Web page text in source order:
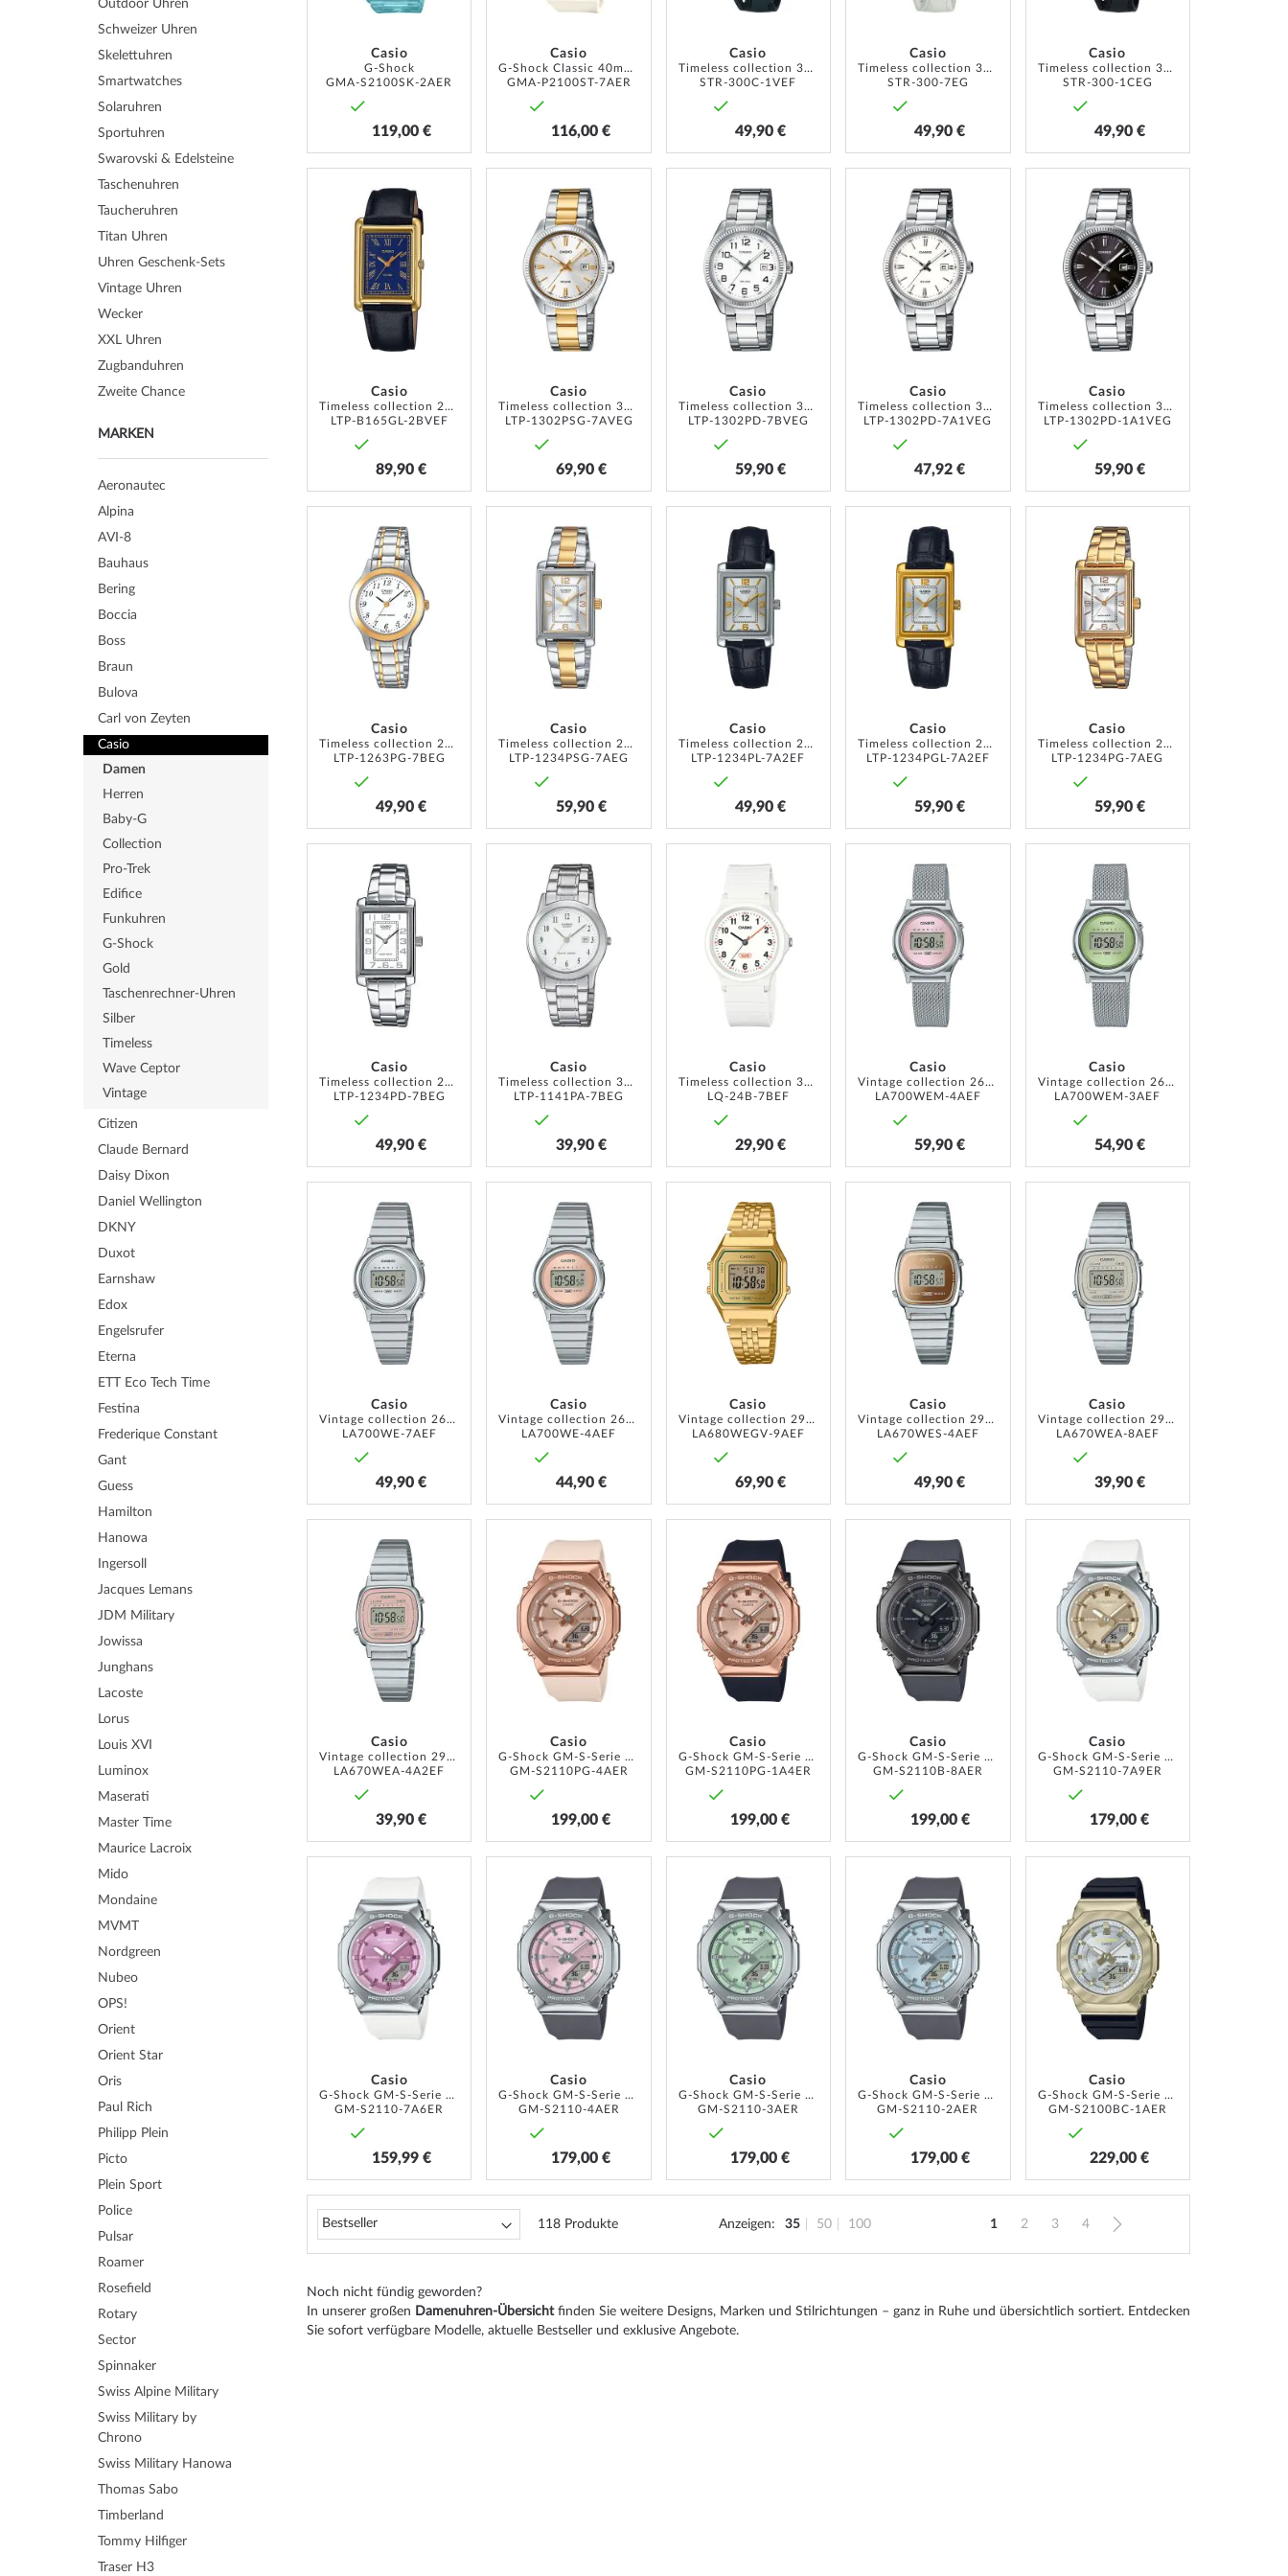
Casio
G-Shock
GMA-S2100SK-2AER
119,00 €
Casio
G-Shock Classic 40mm 20ATM
GMA-P2100ST-7AER
116,00 €
Casio
Timeless collection 35mm 5ATM
STR-300C-1VEF
49,90 €
Casio
Timeless collection 35mm 5ATM
STR-300-7EG
49,90 €
Casio
Timeless collection 35mm 5ATM
STR-300-1CEG
49,90 €
Casio
Timeless collection 24mm 5 ATM
LTP-B165GL-2BVEF
89,90 €
HINZUFÜGEN
Casio
Timeless collection 30mm 5ATM
LTP-1302PSG-7AVEG
69,90 €
HINZUFÜGEN
Casio
Timeless collection 30mm 5ATM
LTP-1302PD-7BVEG
59,90 €
HINZUFÜGEN
Casio
Timeless collection 30mm 5ATM
LTP-1302PD-7A1VEG
47,92 €
HINZUFÜGEN
Casio
Timeless collection 30mm 5ATM
LTP-1302PD-1A1VEG
59,90 €
Casio
Timeless collection 27mm 1ATM
LTP-1263PG-7BEG
49,90 €
Casio
Timeless collection 21mm 1ATM
LTP-1234PSG-7AEG
59,90 €
Casio
Timeless collection 21mm 1ATM
LTP-1234PL-7A2EF
49,90 €
Casio
Timeless collection 21mm 1ATM
LTP-1234PGL-7A2EF
59,90 €
Casio
Timeless collection 21mm 1ATM
LTP-1234PG-7AEG
59,90 €
Casio
Timeless collection 21mm 1ATM
LTP-1234PD-7BEG
49,90 €
HINZUFÜGEN
Casio
Timeless collection 30mm 1 ATM
LTP-1141PA-7BEG
39,90 €
Casio
Timeless collection 32mm 1ATM
LQ-24B-7BEF
29,90 €
Casio
Vintage collection 26mm 1ATM
LA700WEM-4AEF
59,90 €
Casio
Vintage collection 26mm 1ATM
LA700WEM-3AEF
54,90 €
Casio
Vintage collection 26mm 1ATM
LA700WE-7AEF
49,90 €
Casio
Vintage collection 26mm 1ATM
LA700WE-4AEF
44,90 €
HINZUFÜGEN
Casio
Vintage collection 29mm 1ATM
LA680WEGV-9AEF
69,90 €
Casio
Vintage collection 29mm 1ATM
LA670WES-4AEF
49,90 €
Casio
Vintage collection 29mm 1ATM
LA670WEA-8AEF
39,90 €
Casio
Vintage collection 29mm 1ATM
LA670WEA-4A2EF
39,90 €
WUNSCHLISTE
HINZUFÜGEN
Casio
G-Shock GM-S-Serie 40mm 20ATM
GM-S2110PG-4AER
199,00 €
WUNSCHLISTE
HINZUFÜGEN
Casio
G-Shock GM-S-Serie 40mm 20ATM
GM-S2110PG-1A4ER
199,00 €
WUNSCHLISTE
HINZUFÜGEN
Casio
G-Shock GM-S-Serie 40mm 20ATM
GM-S2110B-8AER
199,00 €
WUNSCHLISTE
HINZUFÜGEN
Casio
G-Shock GM-S-Serie 40mm 20ATM
GM-S2110-7A9ER
179,00 €
HINZUFÜGEN
Casio
G-Shock GM-S-Serie 40mm 20ATM
GM-S2110-7A6ER
159,99 €
WUNSCHLISTE
HINZUFÜGEN
Casio
G-Shock GM-S-Serie 40mm 20ATM
GM-S2110-4AER
179,00 €
WUNSCHLISTE
HINZUFÜGEN
Casio
G-Shock GM-S-Serie 40mm 20ATM
GM-S2110-3AER
179,00 €
WUNSCHLISTE
HINZUFÜGEN
Casio
G-Shock GM-S-Serie 40mm 20ATM
GM-S2110-2AER
179,00 €
WUNSCHLISTE
HINZUFÜGEN
Casio
G-Shock GM-S-Serie 40mm 20ATM
GM-S2100BC-1AER
229,00 €
HINZUFÜGEN
118Produkte Anzeigen 35 50 100
Seite
Sie lesen gerade Seite
1
Seite
2
Seite
3
Seite
4
Seite
Weiter
Noch nicht fündig geworden?
In unserer großen Damenuhren-Übersichtfinden Sie weitere Designs, Marken und Stilrichtungen – ganz in Ruhe und übersichtlich sortiert. Entdecken
Sie sofort verfügbare Modelle, aktuelle Bestseller und exklusive Angebote.
Outdoor Uhren
Schweizer Uhren
Skelettuhren
Smartwatches
Solaruhren
Sportuhren
Swarovski & Edelsteine
Taschenuhren
Taucheruhren
Titan Uhren
Uhren Geschenk-Sets
Vintage Uhren
Wecker
XXL Uhren
Zugbanduhren
Zweite Chance
MARKEN
Aeronautec
Alpina
AVI-8
Bauhaus
Bering
Boccia
Boss
Braun
Bulova
Carl von Zeyten
Casio
Damen
Herren
Baby-G
Collection
Pro-Trek
Edifice
Funkuhren
G-Shock
Gold
Taschenrechner-Uhren
Silber
Timeless
Wave Ceptor
Vintage
Citizen
Claude Bernard
Daisy Dixon
Daniel Wellington
DKNY
Duxot
Earnshaw
Edox
Engelsrufer
Eterna
ETT Eco Tech Time
Festina
Frederique Constant
Gant
Guess
Hamilton
Hanowa
Ingersoll
Jacques Lemans
JDM Military
Jowissa
Junghans
Lacoste
Lorus
Louis XVI
Luminox
Maserati
Master Time
Maurice Lacroix
Mido
Mondaine
MVMT
Nordgreen
Nubeo
OPS!
Orient
Orient Star
Oris
Paul Rich
Philipp Plein
Picto
Plein Sport
Police
Pulsar
Roamer
Rosefield
Rotary
Sector
Spinnaker
Swiss Alpine Military
Swiss Military by
Chrono
Swiss Military Hanowa
Thomas Sabo
Timberland
Tommy Hilfiger
Traser H3